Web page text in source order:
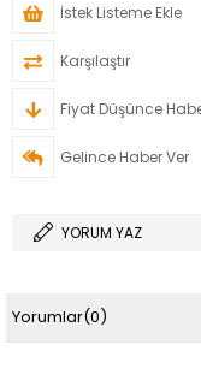
İstek Listeme Ekle
Karşılaştır
Fiyat Düşünce
Gelince Haber Ver
YORUM YAZ
Yorumlar(0)